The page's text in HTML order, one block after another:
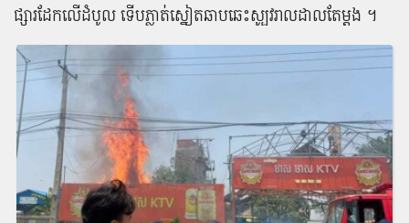
ផ្សារដែកលើដំបូល ទើបភ្លាត់ស្នៀត​ឆាបឆេះស្បូវរាលដាលតែម្តង ។